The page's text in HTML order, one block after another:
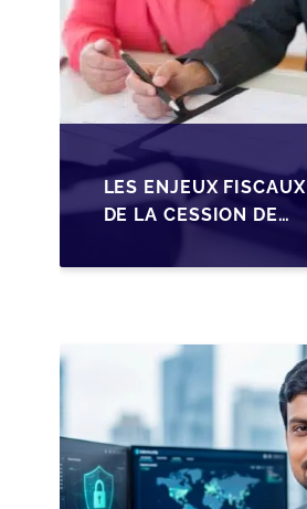
LES ENJEUX FISCAUX
DE LA CESSION DE
LES DIRIGEANTS DE